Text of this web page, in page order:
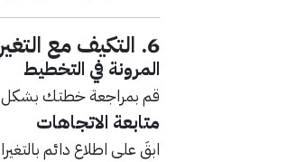
6. التكيف مع
المرونة في التخطيط
قم بمراجعة خطتك بشكل
متابعة الاتجاهات
ابقَ على اطلاع دائم